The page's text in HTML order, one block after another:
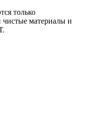
только
чистые материалы и